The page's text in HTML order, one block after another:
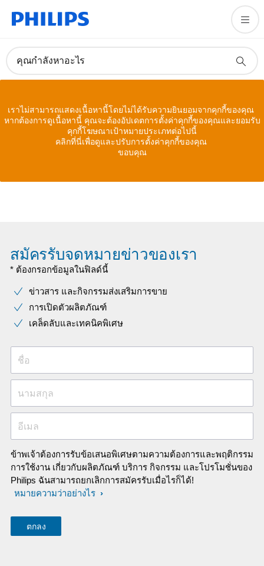
คุณกำลังหาอะไร
เราไม่สามารถแสดงเนื้อหานี้โดยไม่ได้รับความยินยอมจากคุกกี้ของคุณ
หากต้องการดูเนื้อหานี้ คุณจะต้องอัปเดตการตั้งค่าคุกกี้ของคุณและยอมรับ
คุกกี้โฆษณาเป้าหมายประเภทต่อไปนี้
คลิกที่นี่เพื่อดูและปรับการตั้งค่าคุกกี้ของคุณ
ขอบคุณ
สมัครรับจดหมายข่าวของเรา
* ต้องกรอกข้อมูลในฟิลด์นี้
ข่าวสาร และกิจกรรมส่งเสริมการขาย
การเปิดตัวผลิตภัณฑ์
เคล็ดลับและเทคนิคพิเศษ
ชื่อ
นามสกุล
อีเมล
ข้าพเจ้าต้องการรับข้อเสนอพิเศษตามความต้องการและพฤติกรรม
การใช้งาน เกี่ยวกับผลิตภัณฑ์ บริการ กิจกรรม และโปรโมชั่นของ
Philips ฉันสามารถยกเลิกการสมัครรับเมื่อไรก็ได้!
หมายความว่าอย่างไร